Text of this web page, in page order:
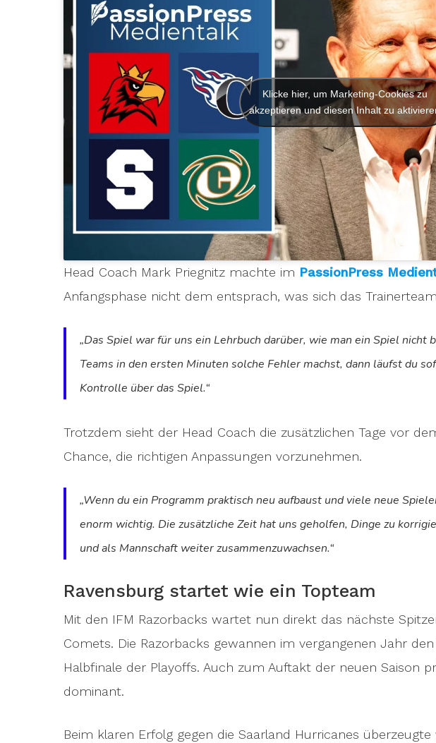
Klicke hier, um Marketing-Cookies zu
akzeptieren und diesen Inhalt zu
Head Coach Mark Priegnitz machte im PassionPress
Anfangsphase nicht dem entsprach, was sich das
„Das Spiel war für uns ein Lehrbuch darüber, wie man ein Spiel
Teams in den ersten Minuten solche Fehler machst, dann läufst du
Kontrolle über das Spiel.“
Trotzdem sieht der Head Coach die zusätzlichen Tage vor
Chance, die richtigen Anpassungen vorzunehmen.
„Wenn du ein Programm praktisch neu aufbaust und viele neue
enorm wichtig. Die zusätzliche Zeit hat uns geholfen, Dinge zu
und als Mannschaft weiter zusammenzuwachsen.“
Ravensburg startet wie ein Topteam
Mit den IFM Razorbacks wartet nun direkt das nächste
Comets. Die Razorbacks gewannen im vergangenen Jahr
Halbfinale der Playoffs. Auch zum Auftakt der neuen Saison
dominant.
Beim klaren Erfolg gegen die Saarland Hurricanes